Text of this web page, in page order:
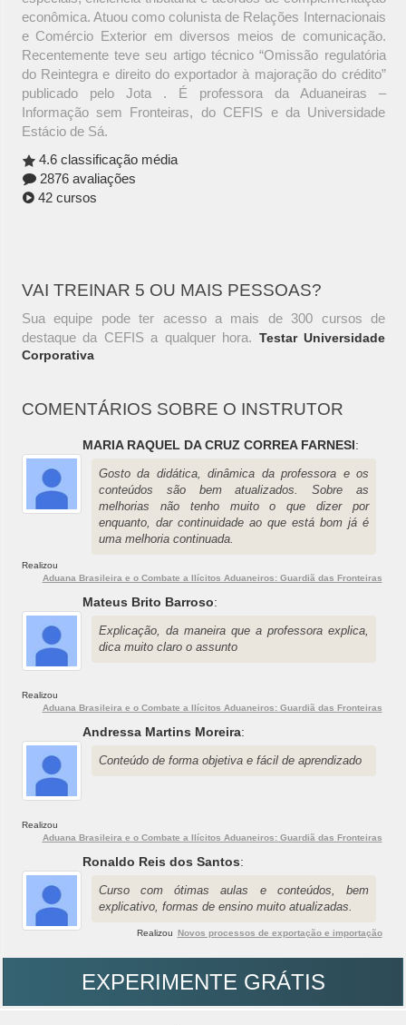
econômica. Atuou como colunista de Relações Internacionais
e Comércio Exterior em diversos meios de comunicação.
Recentemente teve seu artigo técnico “Omissão regulatória
do Reintegra e direito do exportador à majoração do crédito”
publicado pelo Jota . É professora da Aduaneiras –
Informação sem Fronteiras, do CEFIS e da Universidade
Estácio de Sá.
4.6 classificação média
2876 avaliações
42 cursos
VAI TREINAR 5 OU MAIS PESSOAS?
Sua equipe pode ter acesso a mais de 300 cursos de
destaque da CEFIS a qualquer hora. Testar Universidade
Corporativa
COMENTÁRIOS SOBRE O INSTRUTOR
MARIA RAQUEL DA CRUZ CORREA FARNESI:
Gosto da didática, dinâmica da professora e os
conteúdos são bem atualizados. Sobre as
melhorias não tenho muito o que dizer por
enquanto, dar continuidade ao que está bom já é
uma melhoria continuada.
Realizou
Aduana Brasileira e o Combate a Ilícitos Aduaneiros: Guardiã das Fronteiras
Mateus Brito Barroso:
Explicação, da maneira que a professora explica,
dica muito claro o assunto
Realizou
Aduana Brasileira e o Combate a Ilícitos Aduaneiros: Guardiã das Fronteiras
Andressa Martins Moreira:
Conteúdo de forma objetiva e fácil de aprendizado
Realizou
Aduana Brasileira e o Combate a Ilícitos Aduaneiros: Guardiã das Fronteiras
Ronaldo Reis dos Santos:
Curso com ótimas aulas e conteúdos, bem
explicativo, formas de ensino muito atualizadas.
Realizou Novos processos de exportação e importação
EXPERIMENTE GRÁTIS